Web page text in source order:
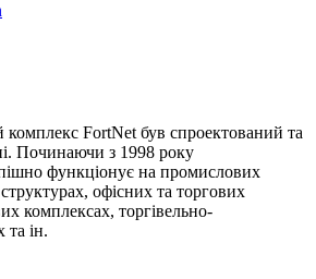
FortNet був спроектований та
Починаючи з 1998 року
функціонує на промислових
офісних та торгових
комплексах, торгівельно-
та ін.